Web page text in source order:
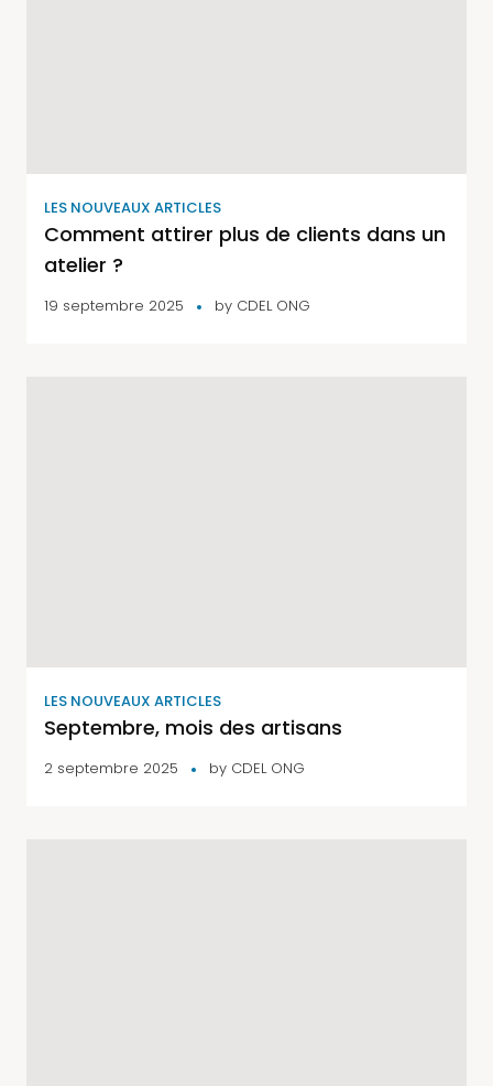
LES NOUVEAUX ARTICLES
Comment attirer plus de clients dans un
atelier ?
19 septembre 2025 by CDEL ONG
LES NOUVEAUX ARTICLES
Septembre, mois des artisans
2 septembre 2025 by CDEL ONG